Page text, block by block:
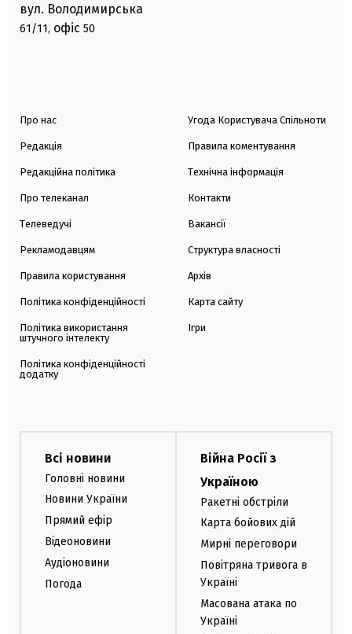
вул. Володимирська
61/11, офіс 50
Про нас
Редакція
Редакційна політика
Про телеканал
Телеведучі
Рекламодавцям
Правила користування
Політика конфіденційності
Політика використання
штучного інтелекту
Політика конфіденційності
додатку
Угода Користувача Спільноти
Правила коментування
Технічна інформація
Контакти
Вакансії
Структура власності
Архів
Карта сайту
Ігри
Всі новини
Головні новини
Новини України
Прямий ефір
Відеоновини
Аудіоновини
Погода
Війна Росії з
Україною
Ракетні обстріли
Карта бойових дій
Мирні переговори
Повітряна тривога в
Україні
Масована атака по
Україні